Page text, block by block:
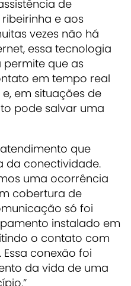
de
e aos
vezes não há
essa tecnologia
permite que as
em tempo real
em situações de
pode salvar uma
que
da conectividade.
uma ocorrência
cobertura de
só foi
instalado em
o contato com
conexão foi
da vida de uma